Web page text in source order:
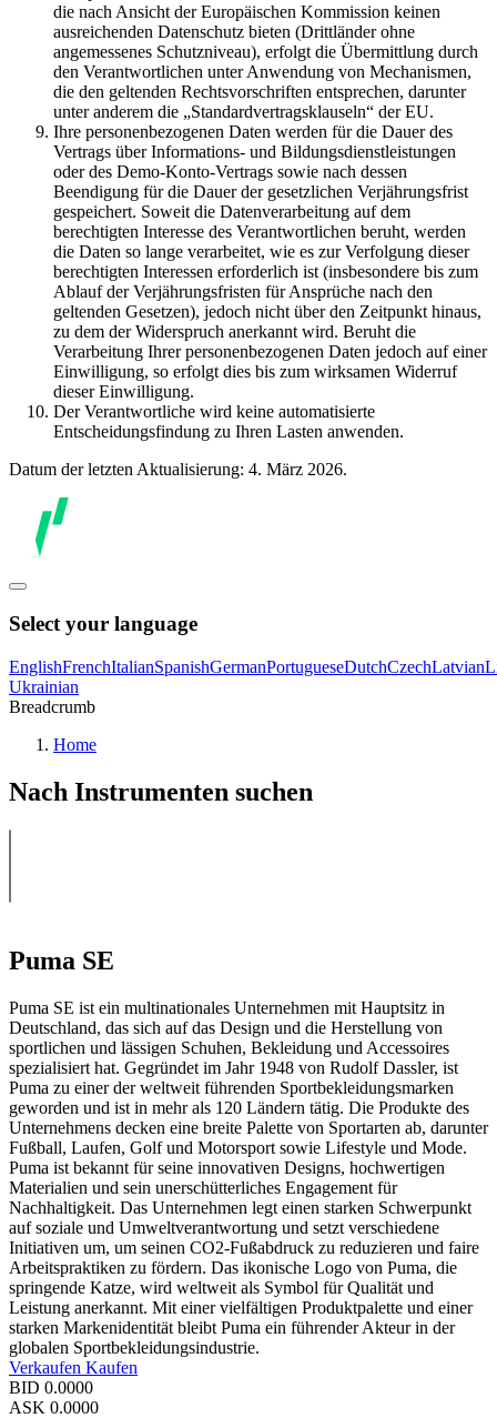
die nach Ansicht der Europäischen Kommission keinen
ausreichenden Datenschutz bieten (Drittländer ohne
angemessenes Schutzniveau), erfolgt die Übermittlung durch
den Verantwortlichen unter Anwendung von Mechanismen,
die den geltenden Rechtsvorschriften entsprechen, darunter
unter anderem die „Standardvertragsklauseln“ der EU.
Ihre personenbezogenen Daten werden für die Dauer des
Vertrags über Informations- und Bildungsdienstleistungen
oder des Demo-Konto-Vertrags sowie nach dessen
Beendigung für die Dauer der gesetzlichen Verjährungsfrist
gespeichert. Soweit die Datenverarbeitung auf dem
berechtigten Interesse des Verantwortlichen beruht, werden
die Daten so lange verarbeitet, wie es zur Verfolgung dieser
berechtigten Interessen erforderlich ist (insbesondere bis zum
Ablauf der Verjährungsfristen für Ansprüche nach den
geltenden Gesetzen), jedoch nicht über den Zeitpunkt hinaus,
zu dem der Widerspruch anerkannt wird. Beruht die
Verarbeitung Ihrer personenbezogenen Daten jedoch auf einer
Einwilligung, so erfolgt dies bis zum wirksamen Widerruf
dieser Einwilligung.
Der Verantwortliche wird keine automatisierte
Entscheidungsfindung zu Ihren Lasten anwenden.
Datum der letzten Aktualisierung: 4. März 2026.
Select your language
EnglishFrenchItalianSpanishGermanPortugueseDutchCzechLatvian
Ukrainian
Breadcrumb
Home
Nach Instrumenten suchen
Puma SE
Puma SE ist ein multinationales Unternehmen mit Hauptsitz in
Deutschland, das sich auf das Design und die Herstellung von
sportlichen und lässigen Schuhen, Bekleidung und Accessoires
spezialisiert hat. Gegründet im Jahr 1948 von Rudolf Dassler, ist
Puma zu einer der weltweit führenden Sportbekleidungsmarken
geworden und ist in mehr als 120 Ländern tätig. Die Produkte des
Unternehmens decken eine breite Palette von Sportarten ab, darunter
Fußball, Laufen, Golf und Motorsport sowie Lifestyle und Mode.
Puma ist bekannt für seine innovativen Designs, hochwertigen
Materialien und sein unerschütterliches Engagement für
Nachhaltigkeit. Das Unternehmen legt einen starken Schwerpunkt
auf soziale und Umweltverantwortung und setzt verschiedene
Initiativen um, um seinen CO2-Fußabdruck zu reduzieren und faire
Arbeitspraktiken zu fördern. Das ikonische Logo von Puma, die
springende Katze, wird weltweit als Symbol für Qualität und
Leistung anerkannt. Mit einer vielfältigen Produktpalette und einer
starken Markenidentität bleibt Puma ein führender Akteur in der
globalen Sportbekleidungsindustrie.
Verkaufen Kaufen
BID 0.0000
ASK 0.0000